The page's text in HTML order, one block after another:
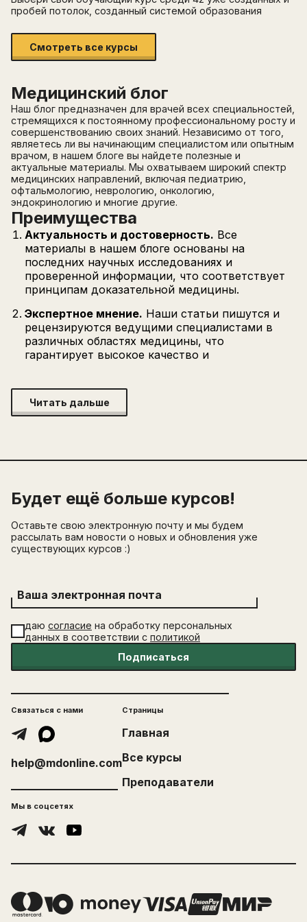
пробей потолок, созданный системой образования
Смотреть все курсы
Медицинский блог
Наш блог предназначен для врачей всех специальностей,
стремящихся к постоянному профессиональному росту и
совершенствованию своих знаний. Независимо от того,
являетесь ли вы начинающим специалистом или опытным
врачом, в нашем блоге вы найдете полезные и
актуальные материалы. Мы охватываем широкий спектр
медицинских направлений, включая педиатрию,
офтальмологию, неврологию, онкологию,
эндокринологию и многие другие.
Преимущества
Актуальность и достоверность. Все
материалы в нашем блоге основаны на
последних научных исследованиях и
проверенной информации, что соответствует
принципам доказательной медицины.
Экспертное мнение. Наши статьи пишутся и
рецензируются ведущими специалистами в
различных областях медицины, что
гарантирует высокое качество и
Читать дальше
Будет ещё больше курсов!
Оставьте свою электронную почту и мы будем
рассылать вам новости о новых и обновления уже
существующих курсов :)
Ваша электронная почта
даю согласие на обработку персональных
данных в соответствии с политикой
Подписаться
Связаться с нами
help@mdonline.com
Страницы
Главная
Все курсы
Преподаватели
Мы в соцсетях